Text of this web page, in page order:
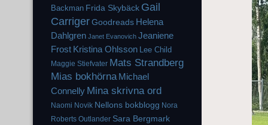
Backman Frida Skybäck Gail
CarrigerGoodreads Helena
Dahlgren Janet Evanovich Jeaniene
Frost Kristina Ohlsson Lee Child
Maggie Stiefvater Mats Strandberg
Mias bokhörna Michael
Connelly Mina skrivna ord
Naomi Novik Nellons bokblogg Nora
Roberts Outlander Sara Bergmark